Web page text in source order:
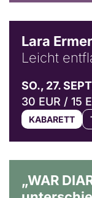
Lara Ermer
Leicht
SO., 27.
30 EUR / 15
KABARETT
„WAR